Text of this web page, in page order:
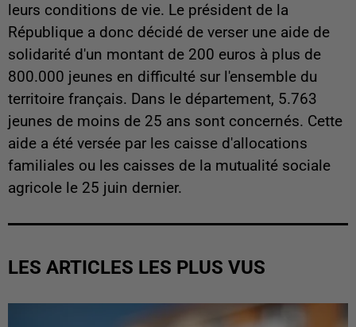
leurs conditions de vie. Le président de la
République a donc décidé de verser une aide de
solidarité d'un montant de 200 euros à plus de
800.000 jeunes en difficulté sur l'ensemble du
territoire français. Dans le département, 5.763
jeunes de moins de 25 ans sont concernés. Cette
aide a été versée par les caisse d'allocations
familiales ou les caisses de la mutualité sociale
agricole le 25 juin dernier.
LES ARTICLES LES PLUS VUS